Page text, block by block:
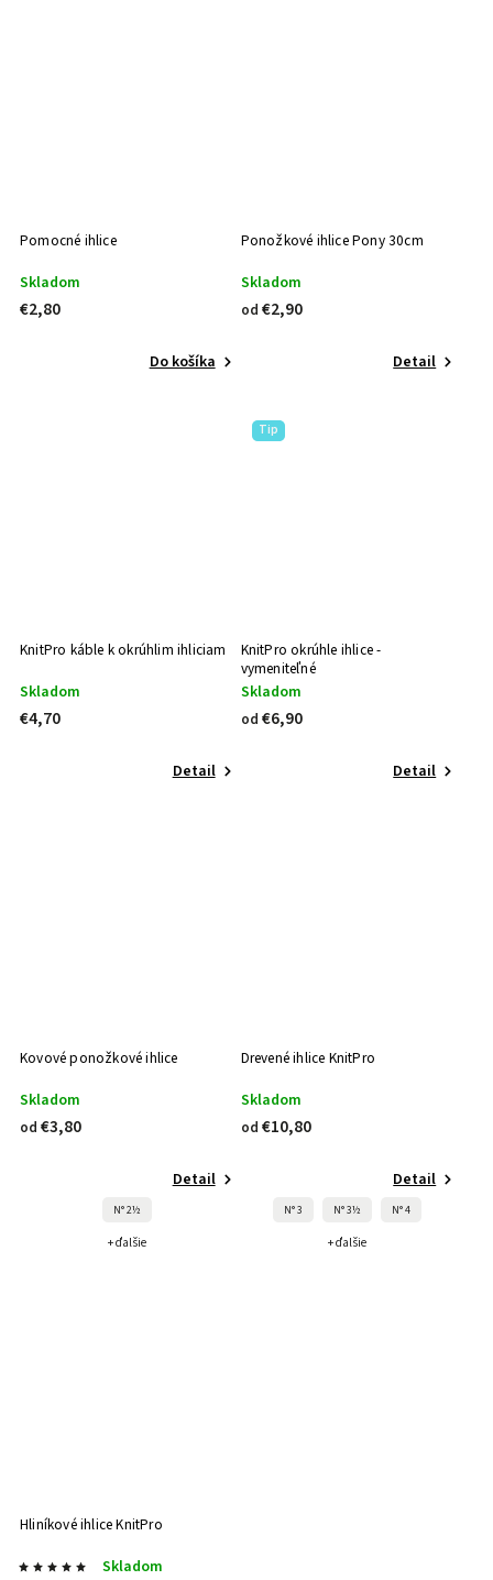
Pomocné ihlice
Skladom
€2,80
Do košíka
Ponožkové ihlice Pony 30cm
Skladom
od €2,90
Detail
KnitPro káble k okrúhlim ihliciam
Skladom
€4,70
Detail
Tip
KnitPro okrúhle ihlice -
vymeniteľné
Skladom
od €6,90
Detail
Kovové ponožkové ihlice
Skladom
od €3,80
Detail
N° 2½
+ ďalšie
Drevené ihlice KnitPro
Skladom
od €10,80
Detail
N° 3 N° 3½ N° 4
+ ďalšie
Hliníkové ihlice KnitPro
Skladom